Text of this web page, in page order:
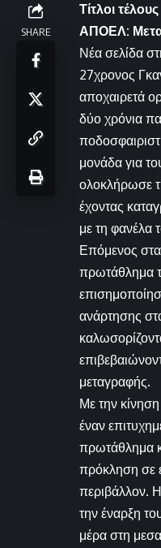
SHARE
Τίτλοι
ΑΠΟΕΛ:
Νέα σελίδα
27χρονος
αποχαιρετά
δύο χρόνια
μονάδα για
ολοκλήρωσε
έχοντας
με τη φανέλα
Επόμενος
πρωτάθλημα
ανάρτησης
μεταγραφής.
Με την
έναν
πρωτάθλημα
πρόκληση σε
περιβάλλον.
την έναρξη
μέρα στη